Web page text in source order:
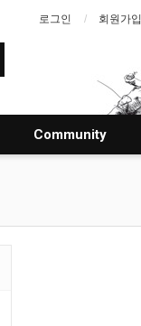
로그인 회원가입
Community